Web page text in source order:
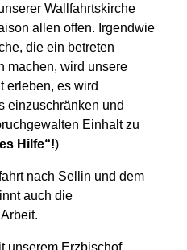
Wallfahrtskirche
allen offen. Irgendwie
die ein betreten
machen, wird unsere
erleben, es wird
einzuschränken und
Einhalt zu
Hilfe“!)
nach Sellin und dem
auch die
unserem Erzbischof